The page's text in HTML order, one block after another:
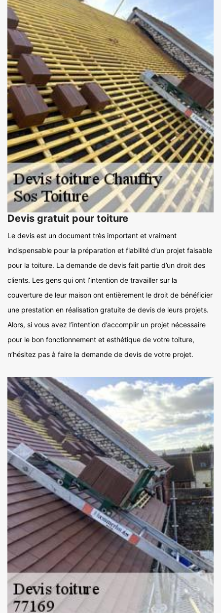
Devis gratuit pour toiture
Le devis est un document très important et vraiment
indispensable pour la préparation et fiabilité d’un projet faisable
pour la toiture. La demande de devis fait partie d’un droit des
clients. Les gens qui ont l’intention de travailler sur la
couverture de leur maison ont entièrement le droit de bénéficier
une prestation en réalisation gratuite de devis de leurs projets.
Alors, si vous avez l’intention d’accomplir un projet nécessaire
pour le bon fonctionnement et esthétique de votre toiture,
n’hésitez pas à faire la demande de devis de votre projet.